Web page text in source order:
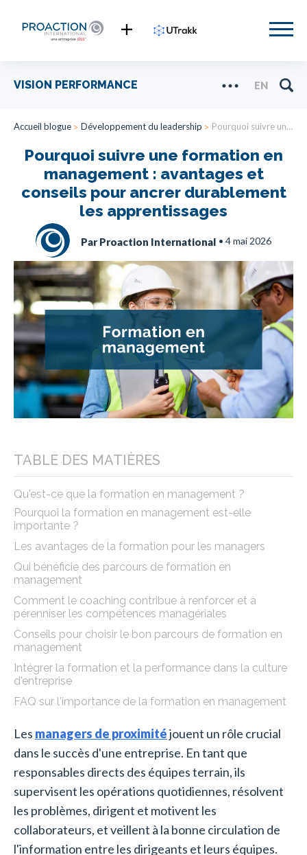
VISION PERFORMANCE EN
Accueil blogue Développement du leadership Pourquoi suivre une formation en management : avantages et conseils pour ancrer durablement les apprentissages
Pourquoi suivre une formation en
management : avantages et
conseils pour ancrer durablement
les apprentissages
Par Proaction International • 4 mai 2026
TABLE DES MATIÈRES
Qu'est-ce que la formation en management ?
Pourquoi la formation en management est-elle
importante ?
Les avantages de la formation pour les managers
Qui bénéficie des parcours de formation en
management
Comment le coaching contribue à renforcer et à
pérenniser les compétences managériales
Conseils pour choisir le bon parcours de formation en
management
Intégrer la formation et la performance dans la culture
d'entreprise
FAQ sur l'importance de la formation en management
Les managers de proximitéjouent un rôle crucial
dans le succès d'une entreprise. En tant que
responsables directs des équipes terrain, ils
supervisent les opérations quotidiennes, résolvent
les problèmes, dirigent et motivent les
collaborateurs, et veillent à la bonne circulation de
l'information entre les dirigeants et leurs équipes.